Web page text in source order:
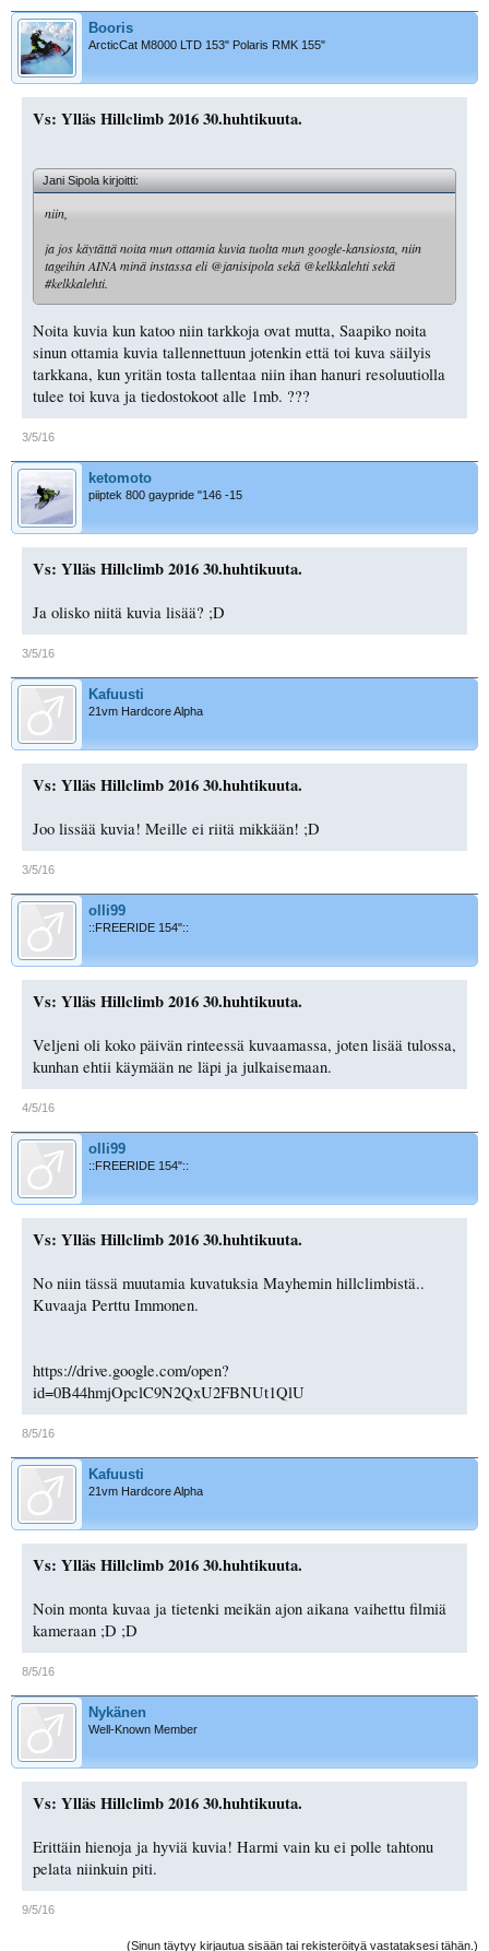
Booris
ArcticCat M8000 LTD 153" Polaris RMK 155"
Vs: Ylläs Hillclimb 2016 30.huhtikuuta.
Jani Sipola kirjoitti:
niin,
ja jos käytättä noita mun ottamia kuvia tuolta mun google-kansiosta, niin
tageihin AINA minä instassa eli @janisipola sekä @kelkkalehti sekä
#kelkkalehti.
Noita kuvia kun katoo niin tarkkoja ovat mutta, Saapiko noita
sinun ottamia kuvia tallennettuun jotenkin että toi kuva säilyis
tarkkana, kun yritän tosta tallentaa niin ihan hanuri resoluutiolla
tulee toi kuva ja tiedostokoot alle 1mb. ???
3/5/16
ketomoto
piiptek 800 gaypride "146 -15
Vs: Ylläs Hillclimb 2016 30.huhtikuuta.
Ja olisko niitä kuvia lisää? ;D
3/5/16
Kafuusti
21vm Hardcore Alpha
Vs: Ylläs Hillclimb 2016 30.huhtikuuta.
Joo lissää kuvia! Meille ei riitä mikkään! ;D
3/5/16
olli99
::FREERIDE 154"::
Vs: Ylläs Hillclimb 2016 30.huhtikuuta.
Veljeni oli koko päivän rinteessä kuvaamassa, joten lisää tulossa,
kunhan ehtii käymään ne läpi ja julkaisemaan.
4/5/16
olli99
::FREERIDE 154"::
Vs: Ylläs Hillclimb 2016 30.huhtikuuta.
No niin tässä muutamia kuvatuksia Mayhemin hillclimbistä..
Kuvaaja Perttu Immonen.
https://drive.google.com/open?
id=0B44hmjOpclC9N2QxU2FBNUt1QlU
8/5/16
Kafuusti
21vm Hardcore Alpha
Vs: Ylläs Hillclimb 2016 30.huhtikuuta.
Noin monta kuvaa ja tietenki meikän ajon aikana vaihettu filmiä
kameraan ;D ;D
8/5/16
Nykänen
Well-Known Member
Vs: Ylläs Hillclimb 2016 30.huhtikuuta.
Erittäin hienoja ja hyviä kuvia! Harmi vain ku ei polle tahtonu
pelata niinkuin piti.
9/5/16
(Sinun täytyy kirjautua sisään tai rekisteröityä vastataksesi tähän.)